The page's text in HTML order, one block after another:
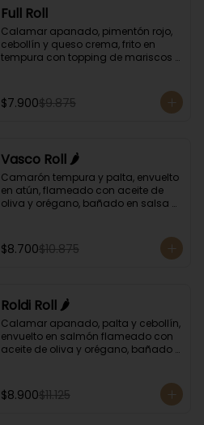
Full Roll
Calamar apanado, pimentón rojo,
cebollín y queso crema, frito en
tempura con topping de mariscos
$7.900$9.875
Vasco Roll 🌶️
Camarón tempura y palta, envuelto
en atún, flameado con aceite de
oliva y orégano, bañado en salsa
$8.700$10.875
Roldi Roll 🌶️
Calamar apanado, palta y cebollín,
envuelto en salmón flameado con
aceite de oliva y orégano, bañado
$8.900$11.125